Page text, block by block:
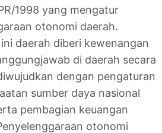
1998 yang mengatur
otonomi daerah.
daerah diberi kewenangan
di daerah secara
dengan pengaturan
sumber daya nasional
pembagian keuangan
otonomi